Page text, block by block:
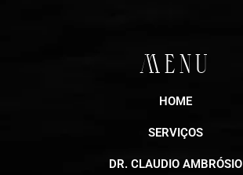
MENU
HOME
SERVIÇOS
DR. CLAUDIO AMBRÓSIO